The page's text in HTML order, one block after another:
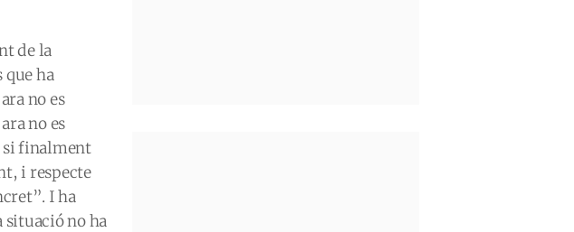
de la
que ha
no es
no es
si finalment
i respecte
I ha
no ha